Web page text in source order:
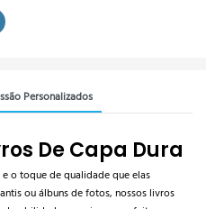
Personalizados
De Capa Dura
o toque de qualidade que elas
ou álbuns de fotos, nossos livros